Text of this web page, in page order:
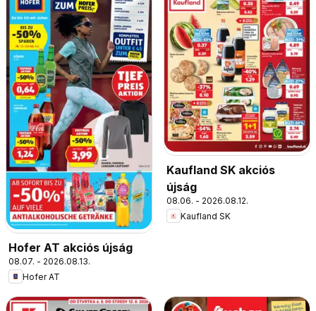
Hofer AT akciós újság
08.07. - 2026.08.13.
Hofer AT
Kaufland SK akciós
újság
08.06. - 2026.08.12.
Kaufland SK